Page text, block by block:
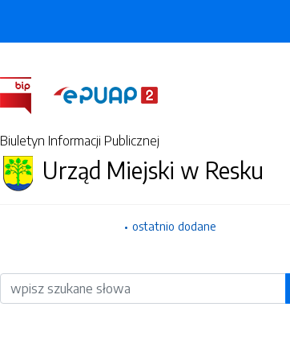
Biuletyn Informacji Publicznej
Urząd Miejski w Resku
ostatnio dodane
Wyszukiwarka